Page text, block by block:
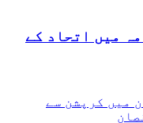
میں اتحاد کے